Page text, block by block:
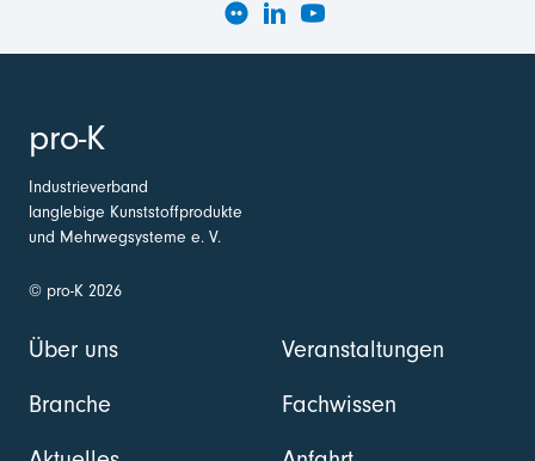
pro-K
Industrieverband
langlebige Kunststoffprodukte
und Mehrwegsysteme e. V.
© pro-K 2026
Über uns
Branche
Veranstaltungen
Fachwissen